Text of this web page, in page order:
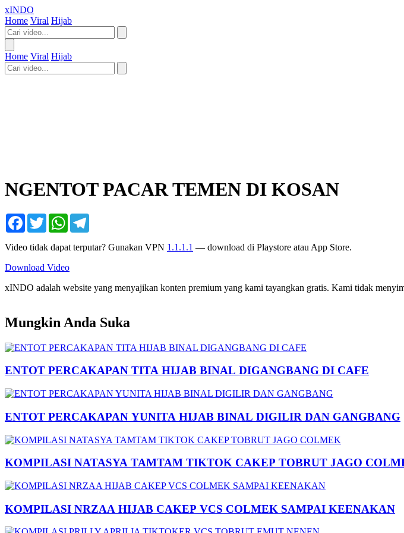
xINDO
Home Viral Hijab
Home Viral Hijab
NGENTOT PACAR TEMEN DI KOSAN
Facebook
TwitterWhatsApp
Video tidak dapat terputar? Gunakan VPN 1.1.1.1 — download di Playstore atau App Store.
Download Video
xINDO adalah website yang menyajikan konten premium yang kami tayangkan gratis. Kami tidak
Mungkin Anda Suka
ENTOT PERCAKAPAN TITA HIJAB BINAL DIGANGBANG DI CAFE
ENTOT PERCAKAPAN YUNITA HIJAB BINAL DIGILIR DAN GANGBANG
KOMPILASI NATASYA TAMTAM TIKTOK CAKEP TOBRUT JAGO
KOMPILASI NRZAA HIJAB CAKEP VCS COLMEK SAMPAI KEENAKAN